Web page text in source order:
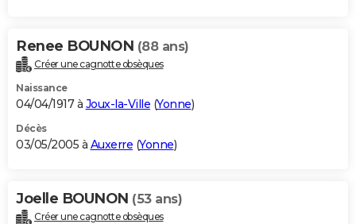
Renee BOUNON (88 ans)
Créer une cagnotte obsèques
Naissance
04/04/1917 à Joux-la-Ville (Yonne)
Décès
03/05/2005 à Auxerre (Yonne)
Joelle BOUNON (53 ans)
Créer une cagnotte obsèques